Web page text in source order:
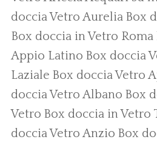
doccia Vetro Aurelia Box
Box doccia in Vetro Roma
Appio Latino Box doccia
Laziale Box doccia Vetro
doccia Vetro Albano Box
Vetro Box doccia in Vetro
doccia Vetro Anzio Box